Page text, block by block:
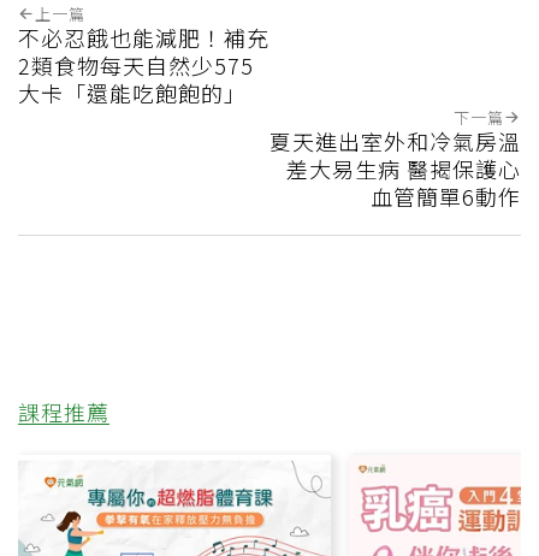
上一篇
不必忍餓也能減肥！補充
2類食物每天自然少575
大卡「還能吃飽飽的」
下一篇
夏天進出室外和冷氣房溫
差大易生病 醫揭保護心
血管簡單6動作
課程推薦